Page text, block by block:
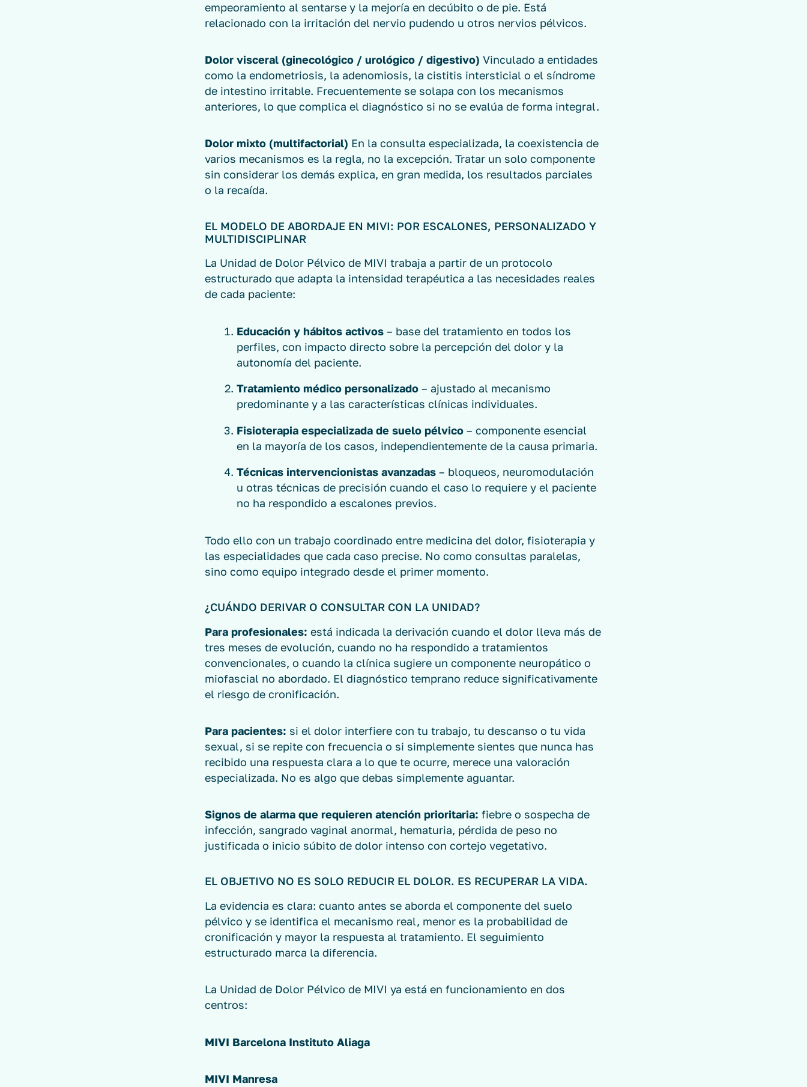
empeoramiento al sentarse y la mejoría en decúbito o de pie. Está
relacionado con la irritación del nervio pudendo u otros nervios pélvicos.
Dolor visceral (ginecológico / urológico / digestivo) Vinculado a entidades
como la endometriosis, la adenomiosis, la cistitis intersticial o el síndrome
de intestino irritable. Frecuentemente se solapa con los mecanismos
anteriores, lo que complica el diagnóstico si no se evalúa de forma integral.
Dolor mixto (multifactorial) En la consulta especializada, la coexistencia de
varios mecanismos es la regla, no la excepción. Tratar un solo componente
sin considerar los demás explica, en gran medida, los resultados parciales
o la recaída.
EL MODELO DE ABORDAJE EN MIVI: POR ESCALONES, PERSONALIZADO Y
MULTIDISCIPLINAR
La Unidad de Dolor Pélvico de MIVI trabaja a partir de un protocolo
estructurado que adapta la intensidad terapéutica a las necesidades reales
de cada paciente:
Educación y hábitos activos – base del tratamiento en todos los
perfiles, con impacto directo sobre la percepción del dolor y la
autonomía del paciente.
Tratamiento médico personalizado – ajustado al mecanismo
predominante y a las características clínicas individuales.
Fisioterapia especializada de suelo pélvico – componente esencial
en la mayoría de los casos, independientemente de la causa primaria.
Técnicas intervencionistas avanzadas – bloqueos, neuromodulación
u otras técnicas de precisión cuando el caso lo requiere y el paciente
no ha respondido a escalones previos.
Todo ello con un trabajo coordinado entre medicina del dolor, fisioterapia y
las especialidades que cada caso precise. No como consultas paralelas,
sino como equipo integrado desde el primer momento.
¿CUÁNDO DERIVAR O CONSULTAR CON LA UNIDAD?
Para profesionales: está indicada la derivación cuando el dolor lleva más de
tres meses de evolución, cuando no ha respondido a tratamientos
convencionales, o cuando la clínica sugiere un componente neuropático o
miofascial no abordado. El diagnóstico temprano reduce significativamente
el riesgo de cronificación.
Para pacientes: si el dolor interfiere con tu trabajo, tu descanso o tu vida
sexual, si se repite con frecuencia o si simplemente sientes que nunca has
recibido una respuesta clara a lo que te ocurre, merece una valoración
especializada. No es algo que debas simplemente aguantar.
Signos de alarma que requieren atención prioritaria: fiebre o sospecha de
infección, sangrado vaginal anormal, hematuria, pérdida de peso no
justificada o inicio súbito de dolor intenso con cortejo vegetativo.
EL OBJETIVO NO ES SOLO REDUCIR EL DOLOR. ES RECUPERAR LA VIDA.
La evidencia es clara: cuanto antes se aborda el componente del suelo
pélvico y se identifica el mecanismo real, menor es la probabilidad de
cronificación y mayor la respuesta al tratamiento. El seguimiento
estructurado marca la diferencia.
La Unidad de Dolor Pélvico de MIVI ya está en funcionamiento en dos
centros:
MIVI Barcelona Instituto Aliaga
MIVI Manresa